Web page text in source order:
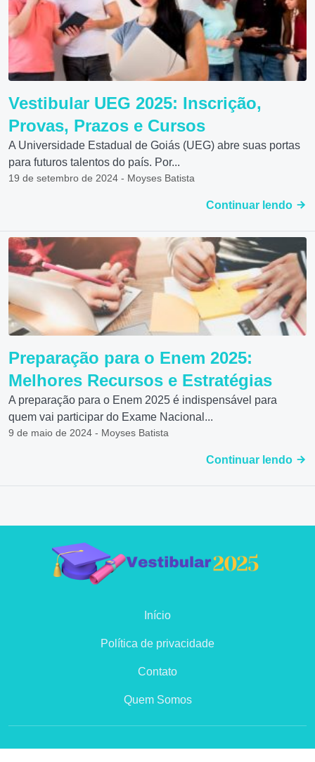
Vestibular UEG 2025: Inscrição,
Provas, Prazos e Cursos
A Universidade Estadual de Goiás (UEG) abre suas portas
para futuros talentos do país. Por...
19 de setembro de 2024 - Moyses Batista
Continuar lendo
Preparação para o Enem 2025:
Melhores Recursos e Estratégias
A preparação para o Enem 2025 é indispensável para
quem vai participar do Exame Nacional...
9 de maio de 2024 - Moyses Batista
Continuar lendo
Início
Política de privacidade
Contato
Quem Somos